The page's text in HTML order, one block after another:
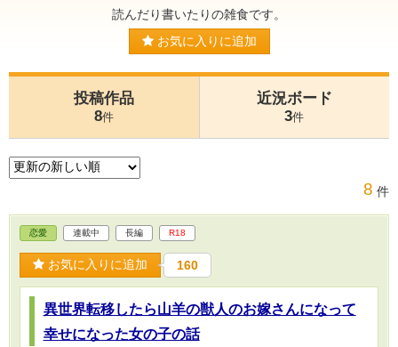
読んだり書いたりの雑食です。
お気に入りに追加
投稿作品
8件
近況ボード
3件
8 件
恋愛 連載中 長編 R18
お気に入りに追加 160
異世界転移したら山羊の獣人のお嫁さんになって
幸せになった女の子の話